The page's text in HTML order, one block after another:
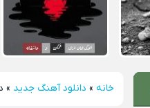
خانه » دانلود آهنگ جدید »